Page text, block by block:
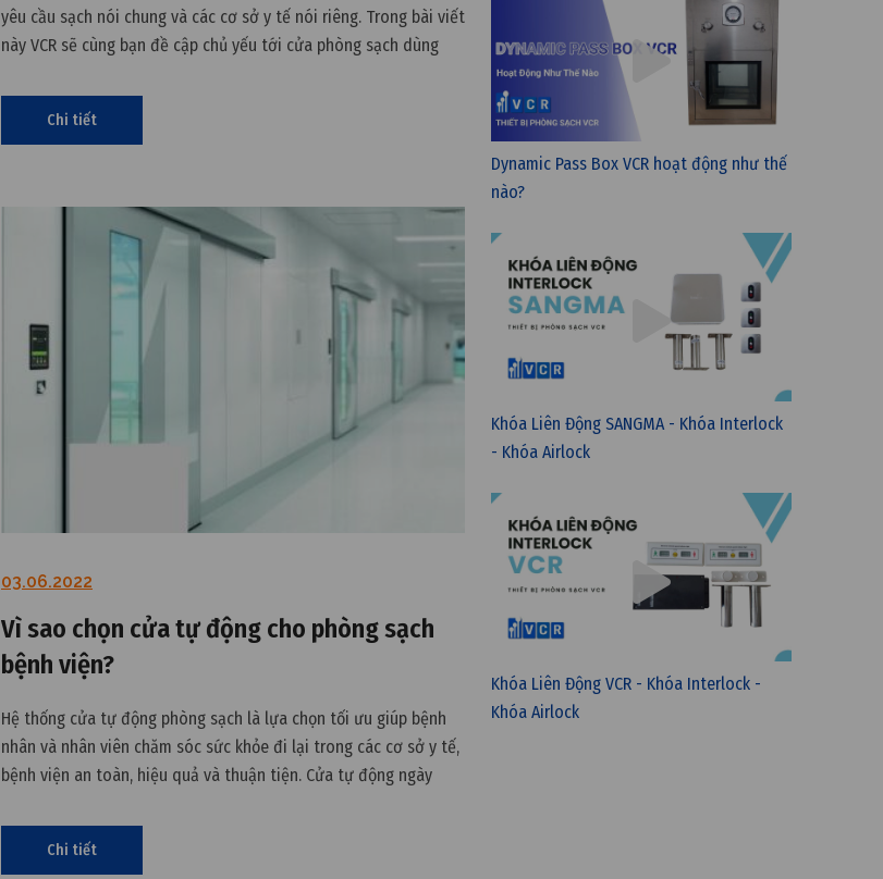
yêu cầu sạch nói chung và các cơ sở y tế nói riêng. Trong bài viết
này VCR sẽ cùng bạn đề cập chủ yếu tới cửa phòng sạch dùng
Chi tiết
03.06.2022
Vì sao chọn cửa tự động cho phòng sạch
bệnh viện?
Hệ thống cửa tự động phòng sạch là lựa chọn tối ưu giúp bệnh
nhân và nhân viên chăm sóc sức khỏe đi lại trong các cơ sở y tế,
bệnh viện an toàn, hiệu quả và thuận tiện. Cửa tự động ngày
Chi tiết
Dynamic Pass Box VCR hoạt động như thế
nào?
Khóa Liên Động SANGMA - Khóa Interlock
- Khóa Airlock
Khóa Liên Động VCR - Khóa Interlock -
Khóa Airlock